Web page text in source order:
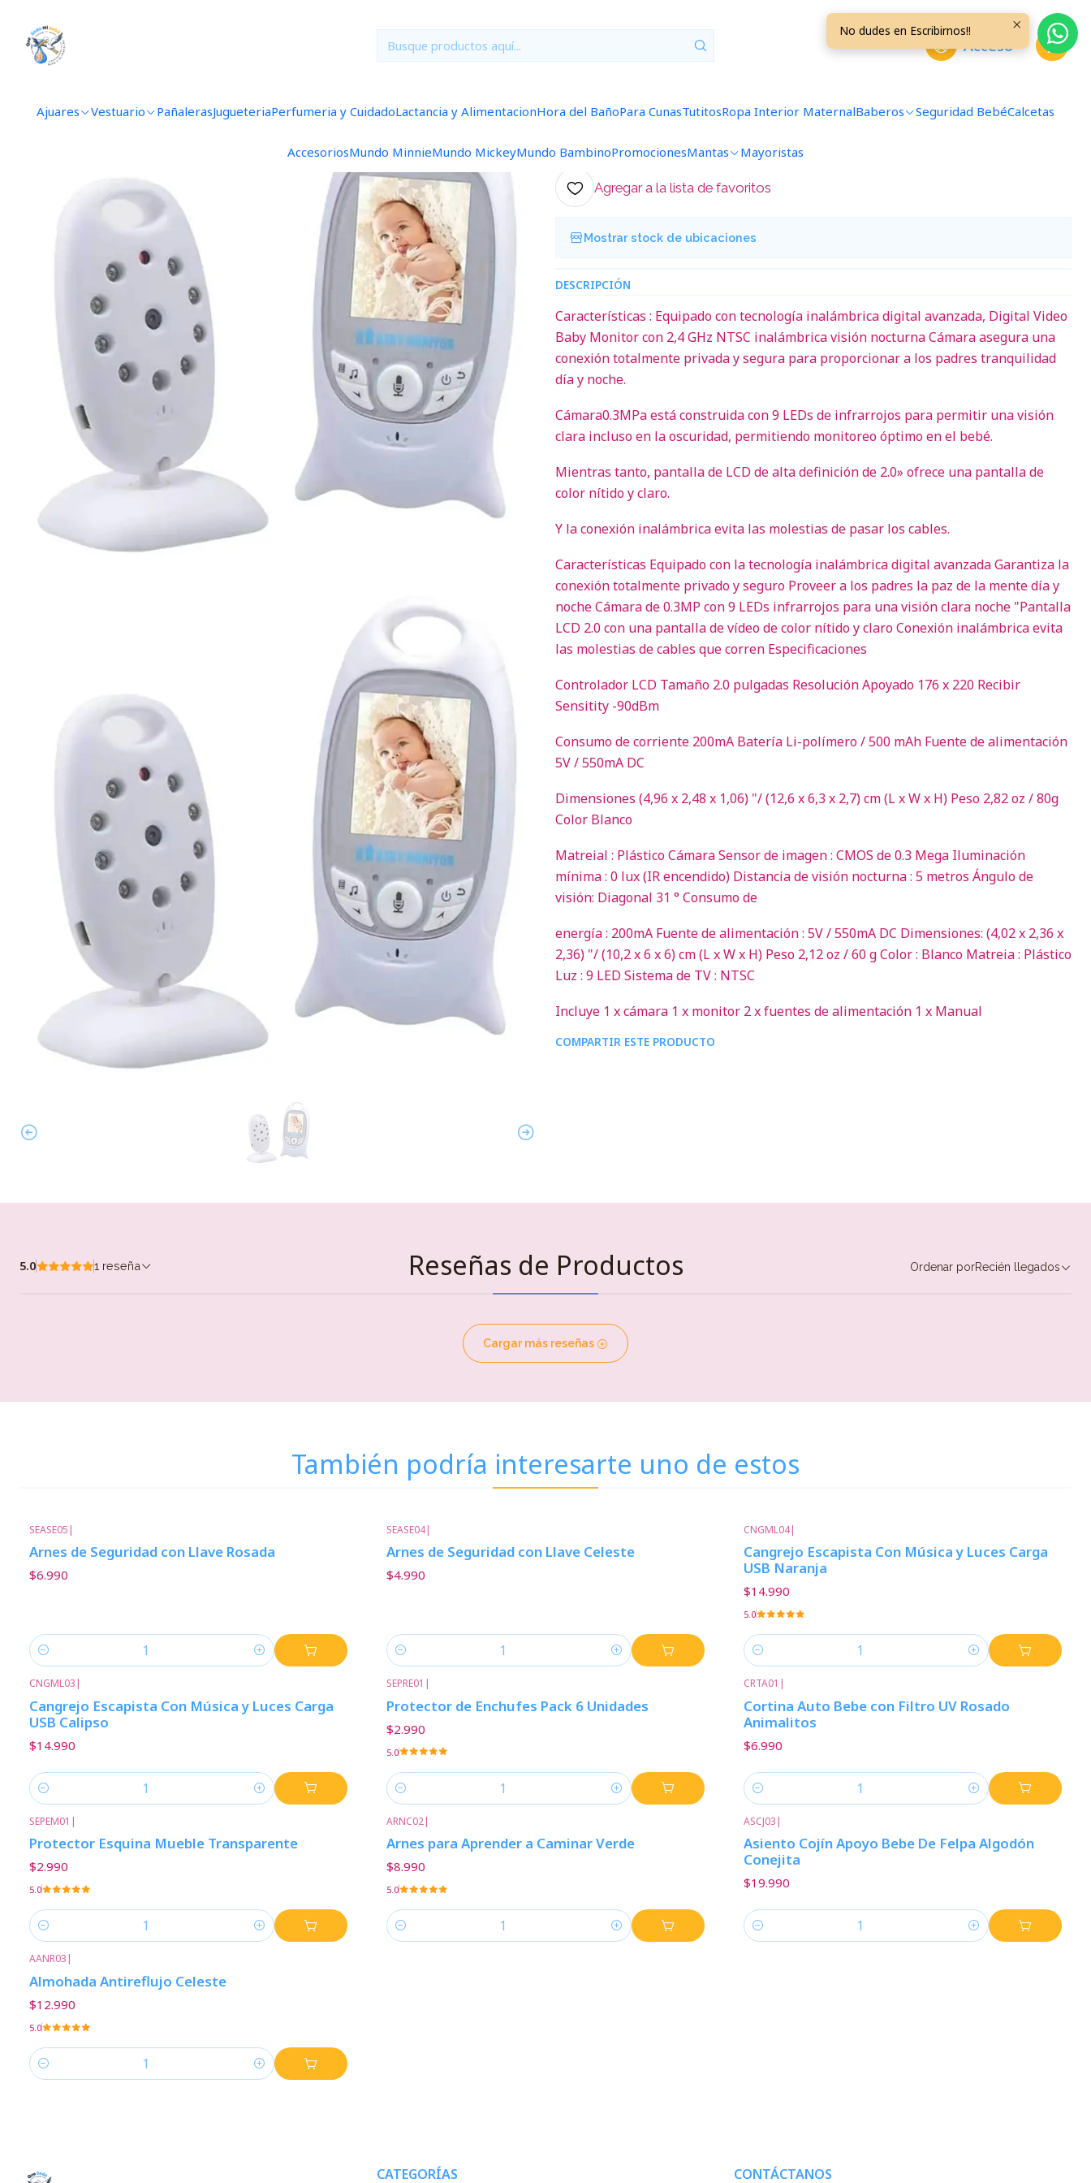
Acceso
Ajuares Vestuario PañalerasJugueteriaPerfumeria y CuidadoLactancia y AlimentacionHora del BañoPara CunasTutitosRopa Interior MaternalBaberos Seguridad BebéCalcetas
AccesoriosMundo MinnieMundo MickeyMundo BambinoPromocionesMantas Mayoristas
Inalambrico
5.0 1 reseña
Agregar a la lista de favoritos
Mostrar stock de ubicaciones
DESCRIPCIÓN
Características : Equipado con tecnología inalámbrica digital avanzada, Digital Video
Baby Monitor con 2,4 GHz NTSC inalámbrica visión nocturna Cámara asegura una
conexión totalmente privada y segura para proporcionar a los padres tranquilidad
día y noche.
Cámara0.3MPa está construida con 9 LEDs de infrarrojos para permitir una visión
clara incluso en la oscuridad, permitiendo monitoreo óptimo en el bebé.
Mientras tanto, pantalla de LCD de alta definición de 2.0» ofrece una pantalla de
color nítido y claro.
Y la conexión inalámbrica evita las molestias de pasar los cables.
Características Equipado con la tecnología inalámbrica digital avanzada Garantiza la
conexión totalmente privado y seguro Proveer a los padres la paz de la mente día y
noche Cámara de 0.3MP con 9 LEDs infrarrojos para una visión clara noche "Pantalla
LCD 2.0 con una pantalla de vídeo de color nítido y claro Conexión inalámbrica evita
las molestias de cables que corren Especificaciones
Controlador LCD Tamaño 2.0 pulgadas Resolución Apoyado 176 x 220 Recibir
Sensitity -90dBm
Consumo de corriente 200mA Batería Li-polímero / 500 mAh Fuente de alimentación
5V / 550mA DC
Dimensiones (4,96 x 2,48 x 1,06) "/ (12,6 x 6,3 x 2,7) cm (L x W x H) Peso 2,82 oz / 80g
Color Blanco
Matreial : Plástico Cámara Sensor de imagen : CMOS de 0.3 Mega Iluminación
mínima : 0 lux (IR encendido) Distancia de visión nocturna : 5 metros Ángulo de
visión: Diagonal 31 ° Consumo de
energía : 200mA Fuente de alimentación : 5V / 550mA DC Dimensiones: (4,02 x 2,36 x
2,36) "/ (10,2 x 6 x 6) cm (L x W x H) Peso 2,12 oz / 60 g Color : Blanco Matreia : Plástico
Luz : 9 LED Sistema de TV : NTSC
Incluye 1 x cámara 1 x monitor 2 x fuentes de alimentación 1 x Manual
COMPARTIR ESTE PRODUCTO
Reseñas de Productos
5.0 1 reseña Ordenar porRecién llegados
Cargar más reseñas
También podría interesarte uno de estos
SEASE05 |
Arnes de Seguridad con Llave Rosada
$6.990
Cantidad
SEASE04|
Arnes de Seguridad con Llave Celeste
$4.990
Cantidad
CNGML04|
Cangrejo Escapista Con Música y Luces Carga
USB Naranja
$14.990
5.0
Cantidad
CNGML03 |
Cangrejo Escapista Con Música y Luces Carga
USB Calipso
$14.990
Cantidad
SEPRE01 |
Protector de Enchufes Pack 6 Unidades
$2.990
5.0
Cantidad
CRTA01 |
Cortina Auto Bebe con Filtro UV Rosado
Animalitos
$6.990
Cantidad
SEPEM01 |
Protector Esquina Mueble Transparente
$2.990
5.0
Cantidad
ARNC02|
Arnes para Aprender a Caminar Verde
$8.990
5.0
Cantidad
ASCJ03 |
Asiento Cojín Apoyo Bebe De Felpa Algodón
Conejita
$19.990
Cantidad
AANR03
Almohada Antireflujo Celeste
$12.990
5.0
Cantidad
CATEGORÍAS CONTÁCTANOS
No dudes en Escribirnos!!